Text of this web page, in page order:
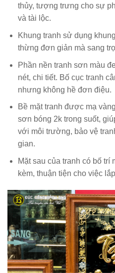
thủy, tượng trưng cho sự
và tài lộc.
Khung tranh sử dụng
thừng đơn giản mà sang
Phần nền tranh sơn màu
nét, chi tiết. Bố cục tranh
nhưng không hề đơn điệu.
Bề mặt tranh được mạ
sơn bóng 2k trong suốt,
với môi trường, bảo vệ
gian.
Mặt sau của tranh có bố trí
kèm, thuận tiện cho việc